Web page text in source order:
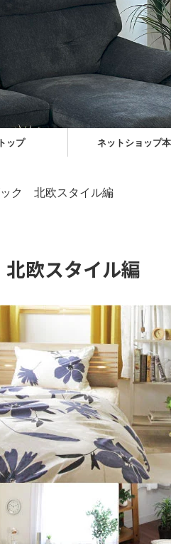
ップ ネットショップ
ック 北欧スタイル編
欧スタイル編